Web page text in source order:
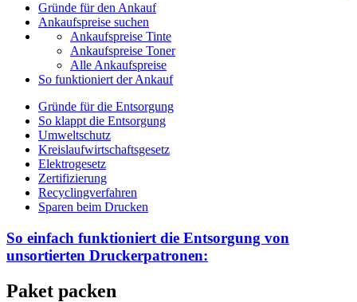
Gründe für den Ankauf
Ankaufspreise suchen
Ankaufspreise Tinte
Ankaufspreise Toner
Alle Ankaufspreise
So funktioniert der Ankauf
Gründe für die Entsorgung
So klappt die Entsorgung
Umweltschutz
Kreislaufwirtschaftsgesetz
Elektrogesetz
Zertifizierung
Recyclingverfahren
Sparen beim Drucken
So einfach funktioniert die Entsorgung von
unsortierten Druckerpatronen:
Paket packen